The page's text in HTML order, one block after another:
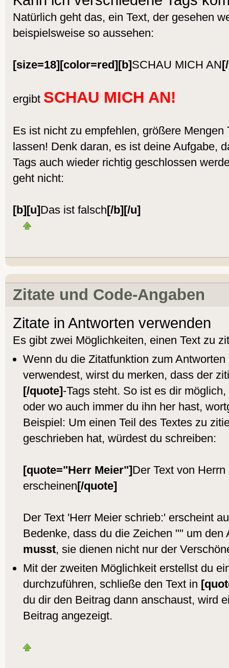
Natürlich geht das, ein Text, der gesehen
beispielsweise so aussehen:
[size=18][color=red][b]SCHAU MICH AN
ergibt SCHAU MICH AN!
Es ist nicht zu empfehlen, größere Mengen
lassen! Denk daran, es ist deine Aufgabe,
Tags auch wieder richtig geschlossen
geht nicht:
[b][u]Das ist falsch[/b][/u]
Zitate und Code-Angaben
Zitate in Antworten verwenden
Es gibt zwei Möglichkeiten, einen Text zu
Wenn du die Zitatfunktion zum
verwendest, wirst du merken, dass der
[/quote]-Tags steht. So ist es dir
oder wo auch immer du ihn her hast,
Beispiel: Um einen Teil des Textes zu
geschrieben hat, würdest du schreiben:
[quote="Herr Meier"]Der Text von
erscheinen[/quote]
Der Text 'Herr Meier schrieb:' erscheint
Bedenke, dass du die Zeichen "" um den
musst, sie dienen nicht nur der
Mit der zweiten Möglichkeit erstellst du
durchzuführen, schließe den Text in
du dir den Beitrag dann anschaust, wird
Beitrag angezeigt.